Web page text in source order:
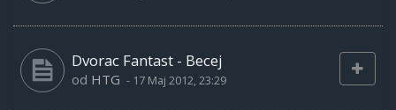
Dvorac Fantast - Becej
od HTG - 17 Maj 2012, 23:29